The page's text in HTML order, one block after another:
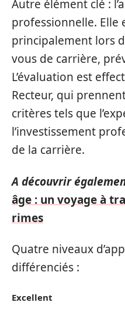
Autre élément clé :
professionnelle. Elle
principalement lors
vous de carrière,
L’évaluation est
Recteur, qui
critères tels que
l’investissement
de la carrière.
A découvrir
âge : un voyage à
rimes
Quatre niveaux
différenciés :
Excellent